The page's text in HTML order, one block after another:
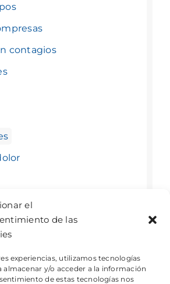
el
de las
experiencias, utilizamos tecnologías
almacenar y/o acceder a la información
de estas tecnologías nos
contagios
y vendas